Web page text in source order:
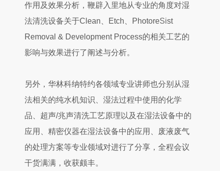
作用及效果分析，鞭辟入里地从专业的角度对湿
法清洗设备关于Clean、Etch、PhotoreSist
Removal & Development Process的相关工艺的
影响与效果进行了阐述与分析。
另外，华林科纳特约各领域专业讲师也分别从湿
法相关的纯水机知识、湿法过程中使用的化学
品、超声/兆声清洗工艺原理以及在湿法设备中的
应用、精密仪器在湿法设备中的应用、废液废气
的处理方案等专业领域对进行了分享，全程会议
干货满满，收获颇丰。